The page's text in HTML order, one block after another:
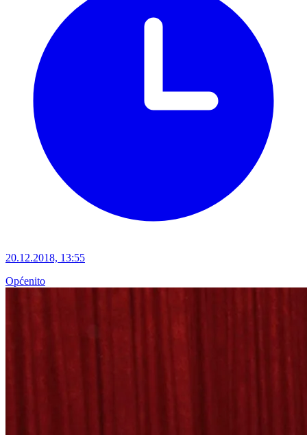
20.12.2018, 13:55
Općenito